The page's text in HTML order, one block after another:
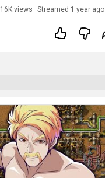
16K views Streamed 1 year ago